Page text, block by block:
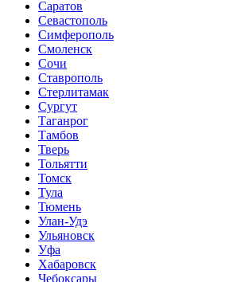
Саратов
Севастополь
Симферополь
Смоленск
Сочи
Ставрополь
Стерлитамак
Сургут
Таганрог
Тамбов
Тверь
Тольятти
Томск
Тула
Тюмень
Улан-Удэ
Ульяновск
Уфа
Хабаровск
Чебоксары